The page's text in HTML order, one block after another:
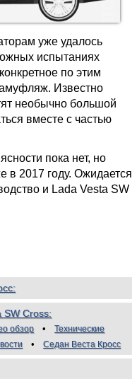
уже удалось
испытаниях
по этим
Известно
необычно большой
вместе с частью
пока нет, но
в 2017 году. Ожидается
и Lada Vesta SW
SW Cross
обзор
Технические
Седан Веста Кросс